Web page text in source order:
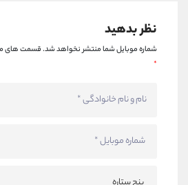
نظر بدهید
شماره موبایل شما منتشر نخواهد شد.قسمت های
*